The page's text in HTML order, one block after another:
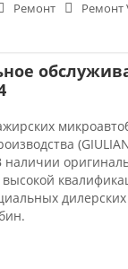
Ремонт Ремонт